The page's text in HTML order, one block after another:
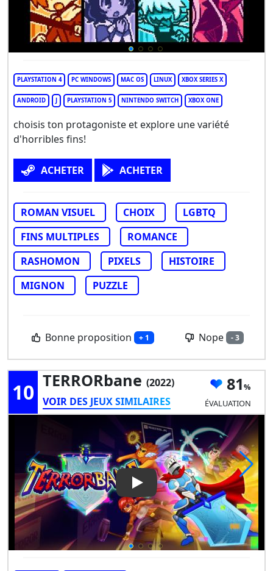
PLAYSTATION 4 PC WINDOWS MAC OS LINUX XBOX SERIES X
ANDROID J PLAYSTATION 5 NINTENDO SWITCH XBOX ONE
choisis ton protagoniste et explore une variété
d'horribles fins!
ACHETER ACHETER
ROMAN VISUEL CHOIX
LGBTQ
FINS MULTIPLES
ROMANCE
RASHOMON
PIXELS
HISTOIRE
MIGNON
PUZZLE
Bonne proposition + 1 Nope - 3
10 TERRORbane (2022)
VOIR DES JEUX SIMILAIRES
81
ÉVALUATION
Play Video: tERRORbane